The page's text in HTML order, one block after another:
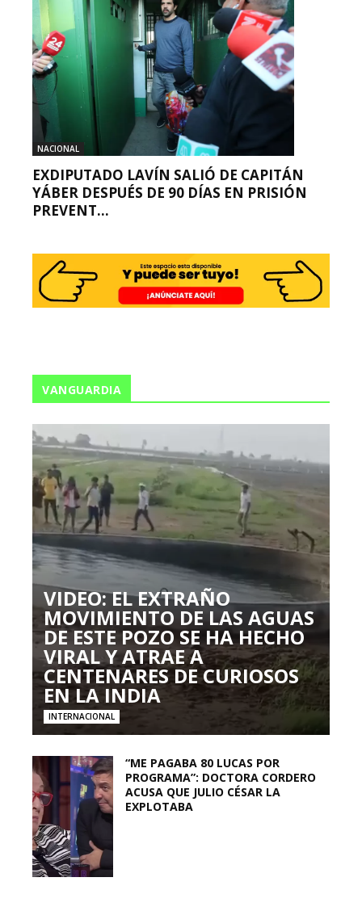
NACIONAL
EXDIPUTADO LAVÍN SALIÓ DE CAPITÁN
YÁBER DESPUÉS DE 90 DÍAS EN PRISIÓN
PREVENT...
VANGUARDIA
VIDEO: EL EXTRAÑO
MOVIMIENTO DE LAS AGUAS
DE ESTE POZO SE HA HECHO
VIRAL Y ATRAE A
CENTENARES DE CURIOSOS
EN LA INDIA
INTERNACIONAL
“ME PAGABA 80 LUCAS POR
PROGRAMA”: DOCTORA CORDERO
ACUSA QUE JULIO CÉSAR LA
EXPLOTABA